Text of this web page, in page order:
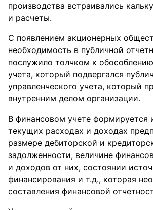
производства встраивались
и расчеты.
С появлением акционерных
необходимость в публичной
послужило толчком к
учета, который подвергался
управленческого учета, который
внутренним делом организации.
В финансовом учете формируется
текущих расходах и доходах
размере дебиторской и
задолженности, величине
и доходов от них, состоянии
финансирования и т.д., которая
составления финансовой